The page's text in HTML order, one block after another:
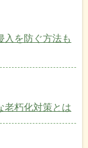
入を防ぐ方法も
老朽化対策とは